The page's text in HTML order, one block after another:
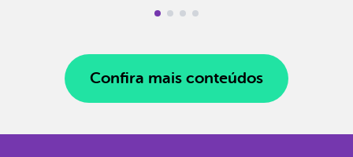
Confira mais conteúdos